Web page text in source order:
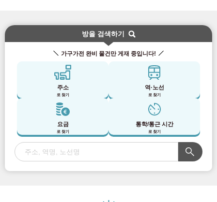
방을 검색하기
가구가전 완비 물건만 게재 중입니다!
주소
로 찾기
역·노선
로 찾기
요금
로 찾기
통학/통근 시간
로 찾기